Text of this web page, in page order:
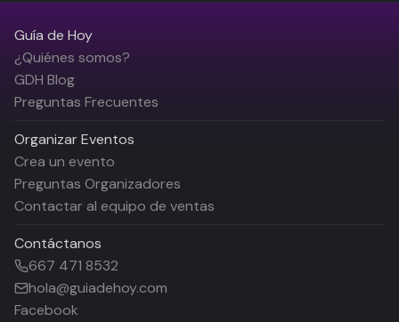
Guía de Hoy
¿Quiénes somos?
GDH Blog
Preguntas Frecuentes
Organizar Eventos
Crea un evento
Preguntas Organizadores
Contactar al equipo de ventas
Contáctanos
667 471 8532
hola@guiadehoy.com
Facebook